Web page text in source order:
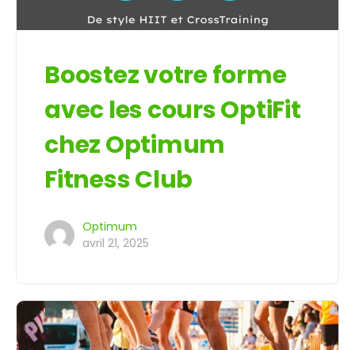
Boostez votre forme
avec les cours OptiFit
chez Optimum
Fitness Club
Optimum
avril 21, 2025